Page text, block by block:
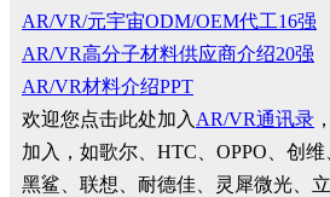
AR/VR/元宇宙ODM/OEM代工16强
AR/VR高分子材料供应商介绍20强
AR/VR材料介绍PPT
欢迎您点击此处加入 AR/VR通讯录
加入，如歌尔、HTC、OPPO、创维
黑鲨、联想、耐德佳、灵犀微光、